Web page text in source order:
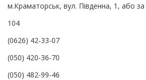
м.Краматорськ, вул. Південна, 1, або
104
(0626) 42-33-07
(050) 420-36-70
(050) 482-99-46